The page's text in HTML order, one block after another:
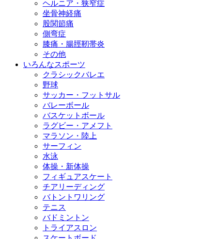
ヘルニア・狭窄症
坐骨神経痛
股関節痛
側弯症
膝痛・腸脛靭帯炎
その他
いろんなスポーツ
クラシックバレエ
野球
サッカー・フットサル
バレーボール
バスケットボール
ラグビー・アメフト
マラソン・陸上
サーフィン
水泳
体操・新体操
フィギュアスケート
チアリーディング
バトントワリング
テニス
バドミントン
トライアスロン